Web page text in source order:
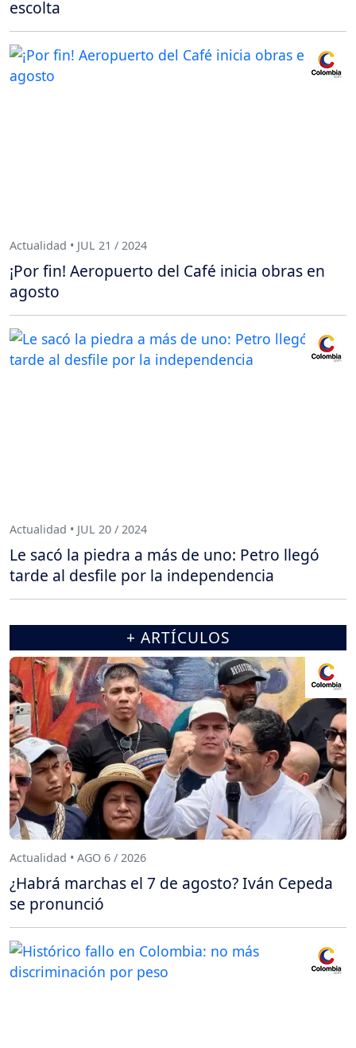
Actualidad • JUL 21 / 2024
¡Por fin! Aeropuerto del Café inicia obras en
agosto
Actualidad • JUL 20 / 2024
Le sacó la piedra a más de uno: Petro llegó
tarde al desfile por la independencia
+ ARTÍCULOS
Actualidad • AGO 6 / 2026
¿Habrá marchas el 7 de agosto? Iván Cepeda
se pronunció